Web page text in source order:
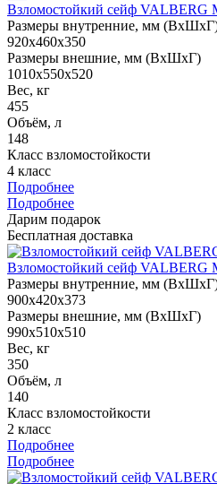
Взломостойкий сейф
Размеры внутренние, мм
920x460x350
Размеры внешние, мм (ВхШхГ)
1010x550x520
Вес, кг
455
Объём, л
148
Класс взломостойкости
4 класс
Подробнее
Подробнее
Дарим подарок
Бесплатная доставка
Взломостойкий сейф VALBERG
Размеры внутренние, мм
900x420x373
Размеры внешние, мм (ВхШхГ)
990x510x510
Вес, кг
350
Объём, л
140
Класс взломостойкости
2 класс
Подробнее
Подробнее